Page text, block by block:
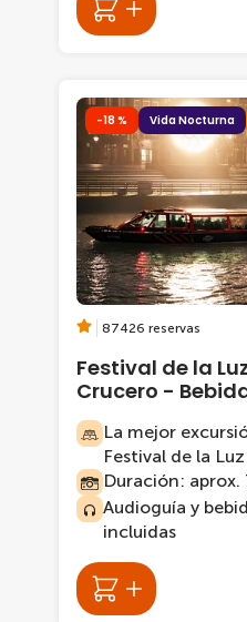
-18 % Vida Nocturna
87426 reservas
Festival de la
Crucero -
La mejor
Festival de la
Duración: aprox.
Audioguía y
incluidas